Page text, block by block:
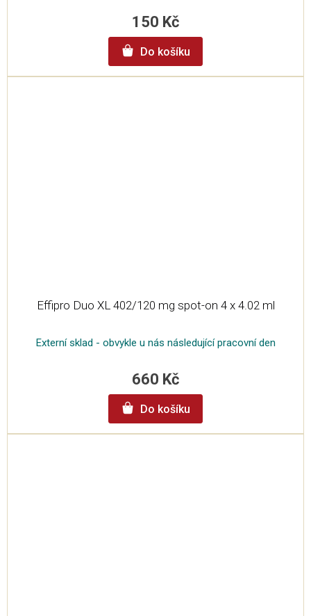
150 Kč
Do košíku
Effipro Duo XL 402/120 mg spot-on 4 x 4.02 ml
Externí sklad - obvykle u nás následující pracovní den
660 Kč
Do košíku